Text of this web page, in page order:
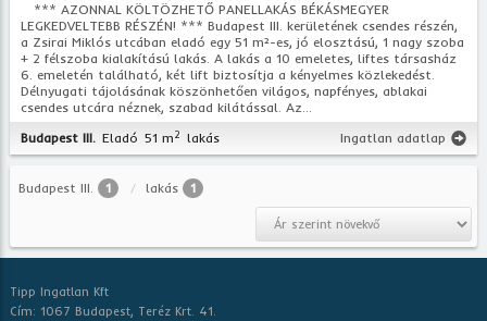
*** AZONNAL KÖLTÖZHETŐ PANELLAKÁS BÉKÁSMEGYER
LEGKEDVELTEBB RÉSZÉN! *** Budapest III. kerületének csendes részén,
a Zsirai Miklós utcában eladó egy 51 m²-es, jó elosztású, 1 nagy szoba
+ 2 félszoba kialakítású lakás. A lakás a 10 emeletes, liftes társasház
6. emeletén található, két lift biztosítja a kényelmes közlekedést.
Délnyugati tájolásának köszönhetően világos, napfényes, ablakai
csendes utcára néznek, szabad kilátással. Az...
Budapest III. Eladó 51 m2 lakás Ingatlan adatlap
Budapest III. 1 lakás 1
Tipp Ingatlan Kft
Cím: 1067 Budapest, Teréz Krt. 41.